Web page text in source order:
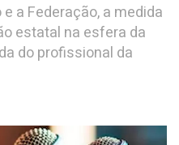
a Federação, a medida
estatal na esfera da
do profissional da